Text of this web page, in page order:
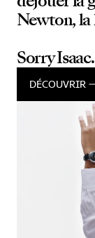
Newton, la
Sorry Isaac.
DÉCOUVRIR